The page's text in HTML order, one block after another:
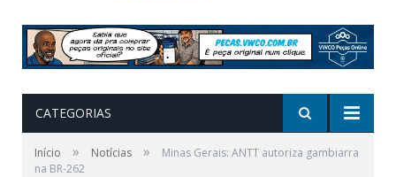
CATEGORIAS
Início » Notícias »
Minas Gerais: ANTT autoriza gambiarra
na BR-262